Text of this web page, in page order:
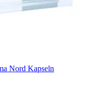
Nord Kapseln